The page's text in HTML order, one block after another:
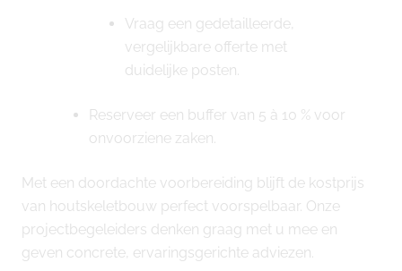
Vraag een gedetailleerde,
vergelijkbare offerte met
duidelijke posten.
Reserveer een buffer van 5 à 10 % voor
onvoorziene zaken.
Met een doordachte voorbereiding blijft de kostprijs
van houtskeletbouw perfect voorspelbaar. Onze
projectbegeleiders denken graag met u mee en
geven concrete, ervaringsgerichte adviezen.